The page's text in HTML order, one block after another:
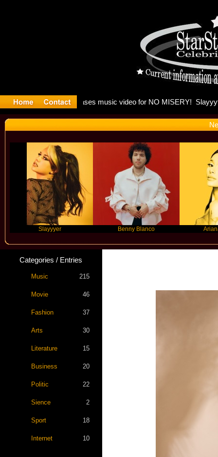
Benny Blanco Ariana Grande
Categories / Entries
Music 215
Movie 46
Fashion 37
Arts 30
Literature 15
Business 20
Politic 22
Sience 2
Sport 18
Internet 10